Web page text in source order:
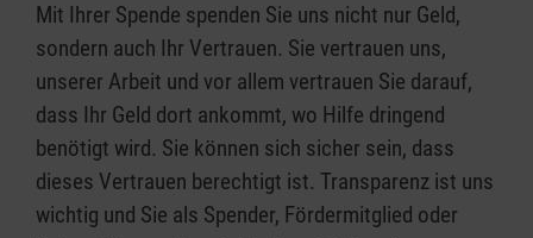
Mit Ihrer Spende spenden Sie uns nicht nur Geld,
sondern auch Ihr Vertrauen. Sie vertrauen uns,
unserer Arbeit und vor allem vertrauen Sie darauf,
dass Ihr Geld dort ankommt, wo Hilfe dringend
benötigt wird. Sie können sich sicher sein, dass
dieses Vertrauen berechtigt ist. Transparenz ist uns
wichtig und Sie als Spender, Fördermitglied oder